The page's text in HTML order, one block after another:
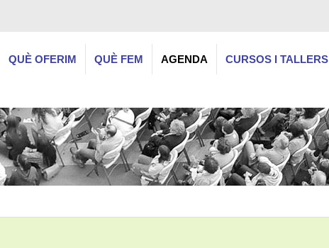
QUÈ OFERIM QUÈ FEM AGENDA CURSOS I TALLERS